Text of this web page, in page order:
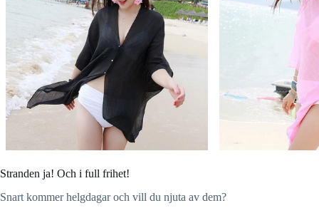
Stranden ja! Och i full frihet!
Snart kommer helgdagar och vill du njuta av dem?